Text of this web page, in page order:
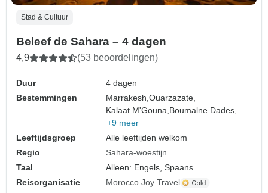
Stad & Cultuur
Beleef de Sahara – 4 dagen
4,9 (53 beoordelingen)
Duur
4 dagen
Bestemmingen
Marrakesh,Ouarzazate,
Kalaat M'Gouna,Boumalne Dades,
+9 meer
Leeftijdsgroep
Alle leeftijden welkom
Regio
Sahara-woestijn
Taal
Alleen: Engels, Spaans
Reisorganisatie
Morocco Joy Travel